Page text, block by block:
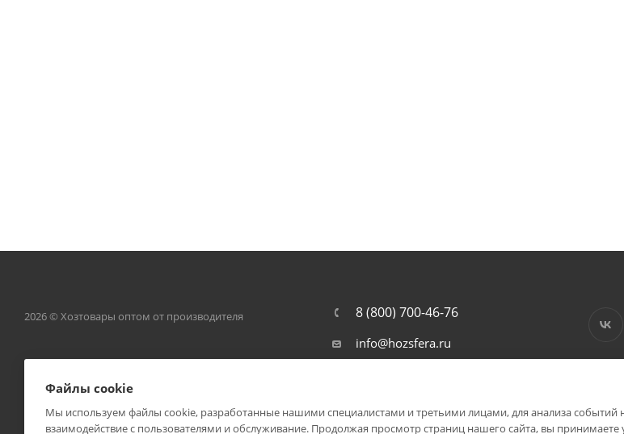
2026 © Хозтовары оптом от производителя 8 (800) 700-46-76
info@hozsfera.ru
Ильинка, ул.
Центральная, д. 19а, корп.
Файлы cookie
Мы используем файлы cookie, разработанные нашими специалистами и третьими лицами, для анализа событий
взаимодействие с пользователями и обслуживание. Продолжая просмотр страниц нашего сайта, вы